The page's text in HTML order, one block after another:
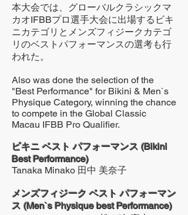
本大会では、グローバルクラシックマ
カオIFBBプロ選手大会に出場するビキ
ニカテゴリとメンズフィジークカテゴ
リのベストパフォーマンスの選考も行
われた。
Also was done the selection of the
"Best Performance" for Bikini & Men`s
Physique Category, winning the chance
to compete in the Global Classic
Macau IFBB Pro Qualifier.
ビキニ ベスト パフォーマンス (Bikini
Best Performance)
Tanaka Minako 田中 美奈子
メンズフィジーク ベスト パフォーマン
ス (Men`s Physique best Performance)